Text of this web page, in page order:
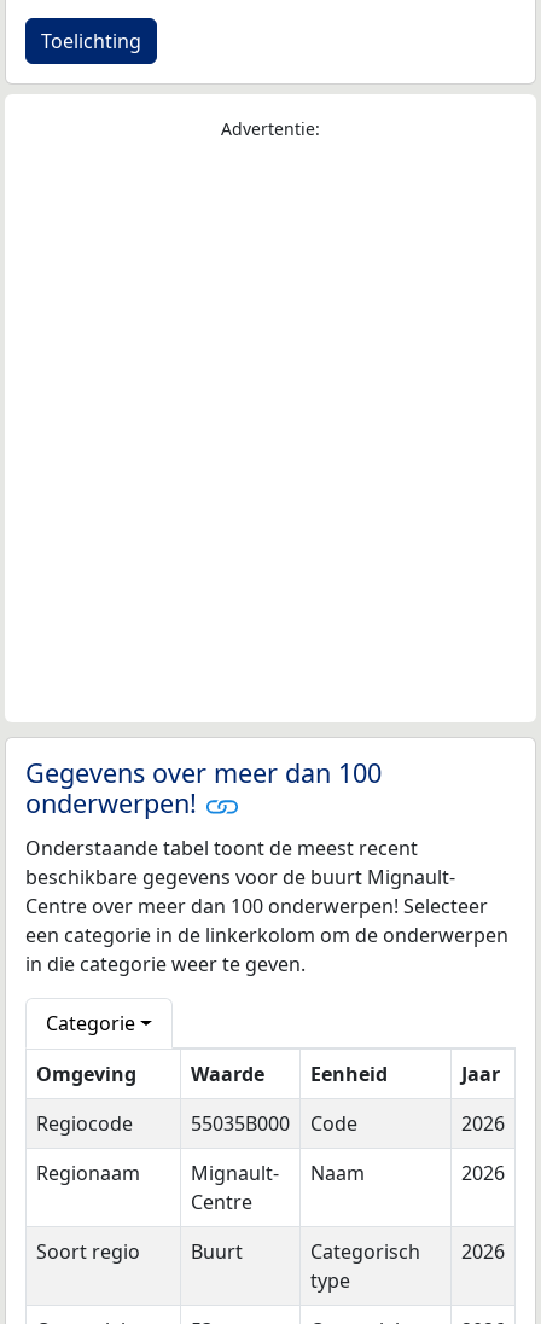
Toelichting
Advertentie:
Gegevens over meer dan 100
onderwerpen!
Onderstaande tabel toont de meest recent
beschikbare gegevens voor de buurt Mignault-
Centre over meer dan 100 onderwerpen! Selecteer
een categorie in de linkerkolom om de onderwerpen
in die categorie weer te geven.
Categorie
Omgeving
Waarde Eenheid
Jaar
Regiocode
55035B000 Code
2026
Regionaam
Mignault-
Centre
Naam 2026
Soort regio Buurt
Categorisch
type
2026